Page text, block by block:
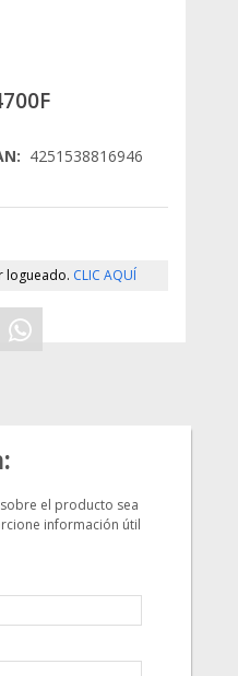
4251538816946
logueado. CLIC AQUÍ
el producto sea
información útil